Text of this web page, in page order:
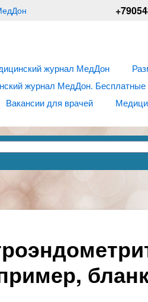
журнал МедДон
журнал МедДон. Бесплатные
Вакансии для врачей